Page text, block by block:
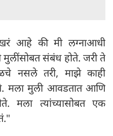
आहे की मी लग्नाआधी
संबंध होते. जरी ते
नसले तरी, माझे काही
मला मुली आवडतात आणि
मला त्यांच्यासोबत एक